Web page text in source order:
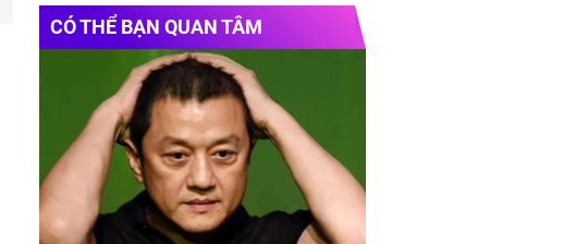
CÓ THỂ BẠN QUAN TÂM